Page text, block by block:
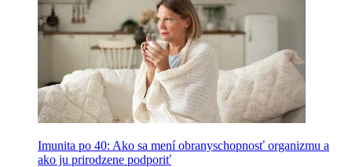
Imunita po 40: Ako sa mení obranyschopnosť organizmu a
ako ju prirodzene podporiť